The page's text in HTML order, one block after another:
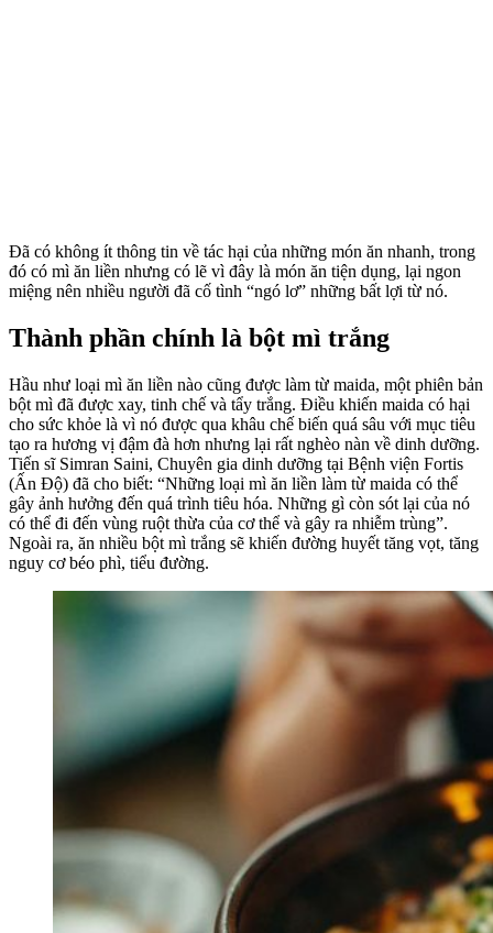
Đã có không ít thông tin về tác hại của những món ăn nhanh, trong
đó có mì ăn liền nhưng có lẽ vì đây là món ăn tiện dụng, lại ngon
miệng nên nhiều người đã cố tình “ngó lơ” những bất lợi từ nó.
Thành phần chính là bột mì trắng
Hầu như loại mì ăn liền nào cũng được làm từ maida, một phiên bản
bột mì đã được xay, tinh chế và tẩy trắng. Điều khiến maida có hại
cho sức khỏe là vì nó được qua khâu chế biến quá sâu với mục tiêu
tạo ra hương vị đậm đà hơn nhưng lại rất nghèo nàn về dinh dưỡng.
Tiến sĩ Simran Saini, Chuyên gia dinh dưỡng tại Bệnh viện Fortis
(Ấn Độ) đã cho biết: “Những loại mì ăn liền làm từ maida có thể
gây ảnh hưởng đến quá trình tiêu hóa. Những gì còn sót lại của nó
có thể đi đến vùng ruột thừa của cơ thể và gây ra nhiễm trùng”.
Ngoài ra, ăn nhiều bột mì trắng sẽ khiến đường huyết tăng vọt, tăng
nguy cơ béo phì, tiểu đường.